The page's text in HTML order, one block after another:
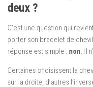
deux ?
C’est une question qui
porter son bracelet de
réponse est simple : non. Il
Certaines choisissent la
sur la droite, d’autres